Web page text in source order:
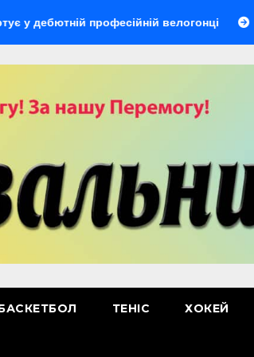
професійній велогонці У
ТЕНІС ХОКЕЙ